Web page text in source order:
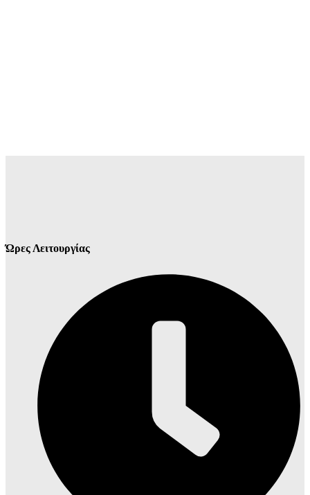
Ώρες Λειτουργίας